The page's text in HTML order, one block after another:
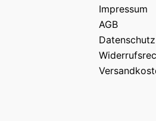
Impressum
AGB
Datenschutz